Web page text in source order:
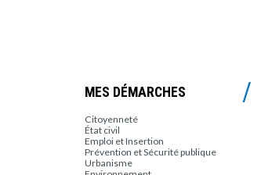
MES DÉMARCHES
Citoyenneté
État civil
Emploi et Insertion
Prévention et Sécurité publique
Urbanisme